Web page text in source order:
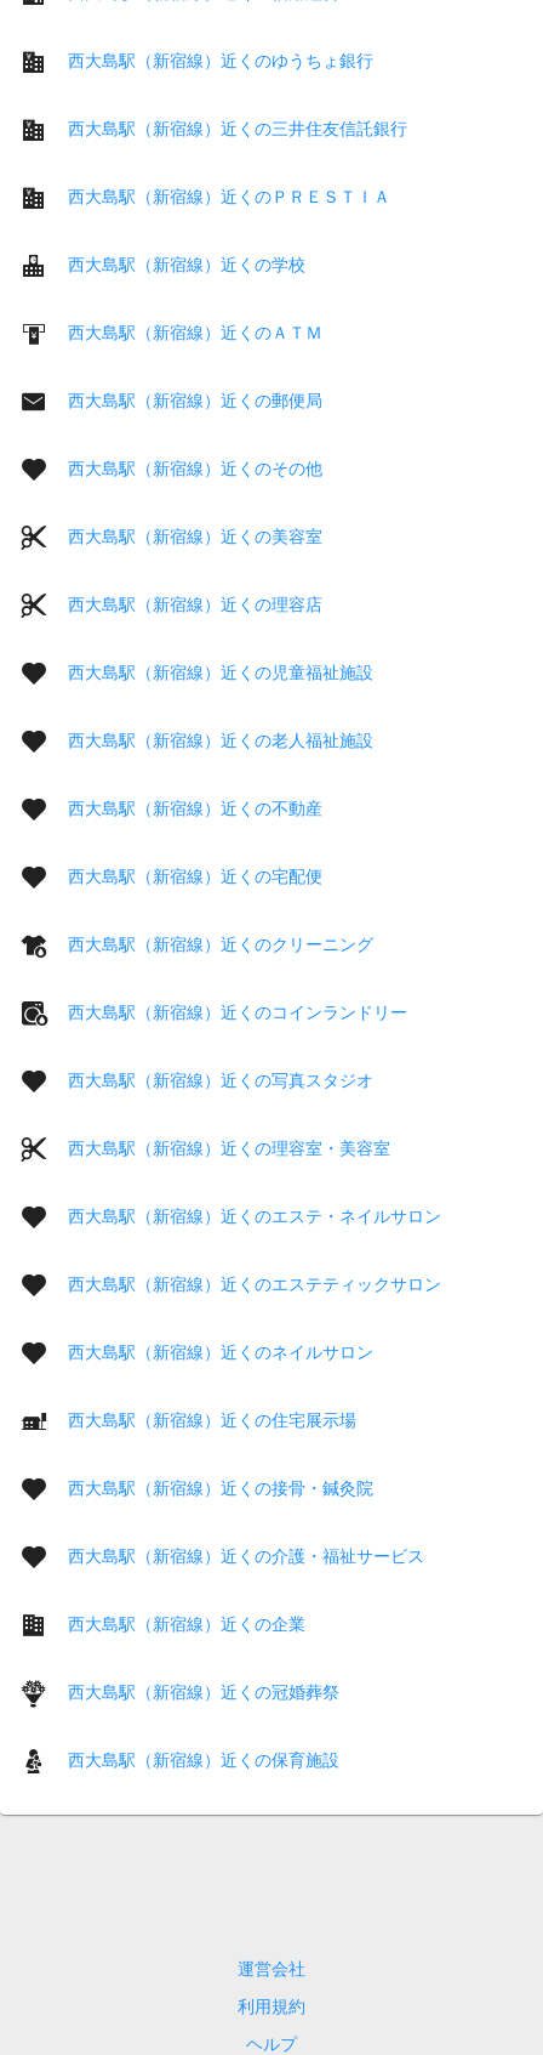
西大島駅（新宿線）近くのゆうちょ銀行
西大島駅（新宿線）近くの三井住友信託銀行
西大島駅（新宿線）近くのＰＲＥＳＴＩＡ
西大島駅（新宿線）近くの学校
西大島駅（新宿線）近くのＡＴＭ
西大島駅（新宿線）近くの郵便局
西大島駅（新宿線）近くのその他
西大島駅（新宿線）近くの美容室
西大島駅（新宿線）近くの理容店
西大島駅（新宿線）近くの児童福祉施設
西大島駅（新宿線）近くの老人福祉施設
西大島駅（新宿線）近くの不動産
西大島駅（新宿線）近くの宅配便
西大島駅（新宿線）近くのクリーニング
西大島駅（新宿線）近くのコインランドリー
西大島駅（新宿線）近くの写真スタジオ
西大島駅（新宿線）近くの理容室・美容室
西大島駅（新宿線）近くのエステ・ネイルサロン
西大島駅（新宿線）近くのエステティックサロン
西大島駅（新宿線）近くのネイルサロン
西大島駅（新宿線）近くの住宅展示場
西大島駅（新宿線）近くの接骨・鍼灸院
西大島駅（新宿線）近くの介護・福祉サービス
西大島駅（新宿線）近くの企業
西大島駅（新宿線）近くの冠婚葬祭
西大島駅（新宿線）近くの保育施設
運営会社
利用規約
ヘルプ